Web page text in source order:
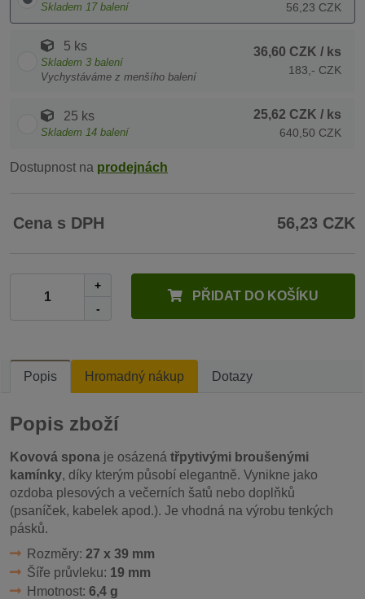
Skladem 17 balení 56,23 CZK
5 ks
Skladem 3 balení
Vychystáváme z menšího balení
36,60 CZK / ks
183,- CZK
25 ks
Skladem 14 balení
25,62 CZK / ks
640,50 CZK
Dostupnost na prodejnách
Cena s DPH 56,23 CZK
+
-
PŘIDAT DO KOŠÍKU
Popis Hromadný nákup Dotazy
Popis zboží
Kovová spona je osázená třpytivými broušenými
kamínky, díky kterým působí elegantně. Vynikne jako
ozdoba plesových a večerních šatů nebo doplňků
(psaníček, kabelek apod.). Je vhodná na výrobu tenkých
pásků.
Rozměry: 27 x 39 mm
Šíře průvleku: 19 mm
Hmotnost: 6,4 g